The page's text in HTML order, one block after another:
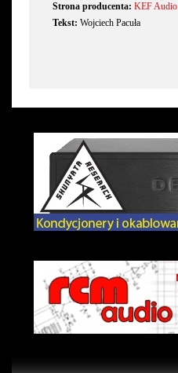
Strona producenta: KEF Audio
Tekst: Wojciech Pacuła